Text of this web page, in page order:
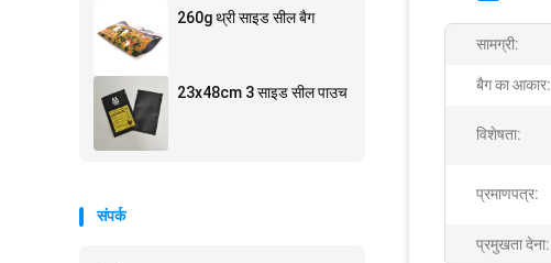
260g थ्री साइड सील बैग
23x48cm 3 साइड सील पाउच
संपर्क
सामग्री:
बैग का आकार:
विशेषता:
प्रमाणपत्र:
प्रमुखता देना: